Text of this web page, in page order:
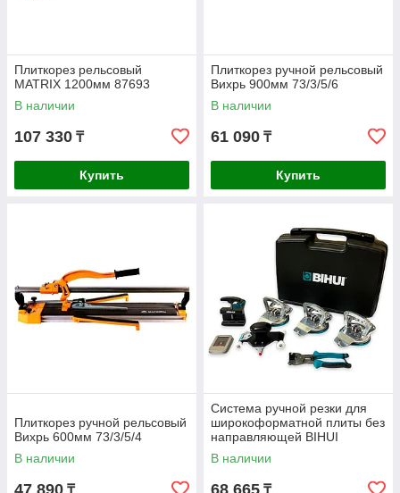
Плиткорез рельсовый
MATRIX 1200мм 87693
В наличии
107 330 ₸
Купить
Плиткорез ручной рельсовый
Вихрь 900мм 73/3/5/6
В наличии
61 090 ₸
Купить
Плиткорез ручной рельсовый
Вихрь 600мм 73/3/5/4
В наличии
47 890 ₸
Система ручной резки для
широкоформатной плиты без
направляющей BIHUI
3200мм LFMC
В наличии
68 665 ₸